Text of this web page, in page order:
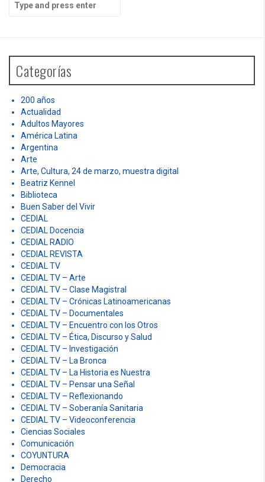
h
o
Categorías
200 años
Actualidad
Adultos Mayores
América Latina
Argentina
Arte
Arte, Cultura, 24 de marzo, muestra digital
Beatriz Kennel
Biblioteca
Buen Saber del Vivir
CEDIAL
CEDIAL Docencia
CEDIAL RADIO
CEDIAL REVISTA
CEDIAL TV
CEDIAL TV – Arte
CEDIAL TV – Clase Magistral
CEDIAL TV – Crónicas Latinoamericanas
CEDIAL TV – Documentales
CEDIAL TV – Encuentro con los Otros
CEDIAL TV – Ética, Discurso y Salud
CEDIAL TV – Investigación
CEDIAL TV – La Bronca
CEDIAL TV – La Historia es Nuestra
CEDIAL TV – Pensar una Señal
CEDIAL TV – Reflexionando
CEDIAL TV – Soberanía Sanitaria
CEDIAL TV – Videoconferencia
Ciencias Sociales
Comunicación
COYUNTURA
Democracia
Derecho